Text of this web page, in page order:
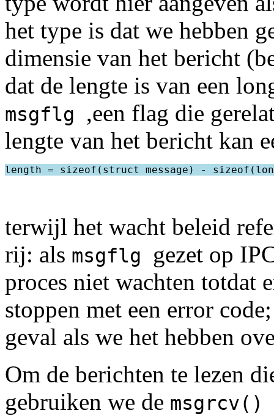
het type is dat we hebben
dimensie van het bericht
dat de lengte is van een
msgflg ,een flag die
lengte van het bericht kan
terwijl het wacht beleid
rij: als msgflg gezet op
proces niet wachten totdat
stoppen met een error
geval als we het hebben
Om de berichten te lezen
gebruiken we de msgrcv()